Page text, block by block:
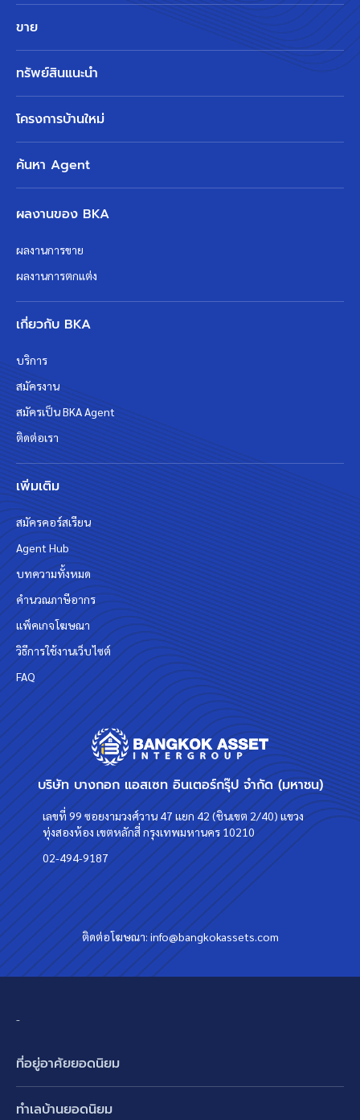
บริษัท บางกอก แอสเซท อินเตอร์กรุ๊ป จำกัด (มหาชน)
เลขที่ 99 ซอยงามวงศ์วาน 47 แยก 42 (ชินเขต 2/40) แขวง
ทุ่งสองห้อง เขตหลักสี่ กรุงเทพมหานคร 10210
02-494-9187
ติดต่อโฆษณา:info@bangkokassets.com
ขาย
ทรัพย์สินแนะนำ
โครงการบ้านใหม่
ค้นหา Agent
ผลงานของ BKA
ผลงานการขาย
ผลงานการตกแต่ง
เกี่ยวกับ BKA
บริการ
สมัครงาน
สมัครเป็น BKA Agent
ติดต่อเรา
เพิ่มเติม
สมัครคอร์สเรียน
Agent Hub
บทความทั้งหมด
คำนวณภาษีอากร
แพ็คเกจโฆษณา
วิธีการใช้งานเว็บไซต์
FAQ
-
ที่อยู่อาศัยยอดนิยม
ทำเลบ้านยอดนิยม